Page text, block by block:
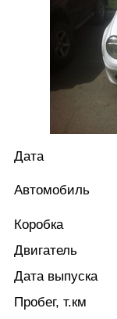
Дата
Автомобиль
Коробка
Двигатель
Дата выпуска
Пробег, т.км